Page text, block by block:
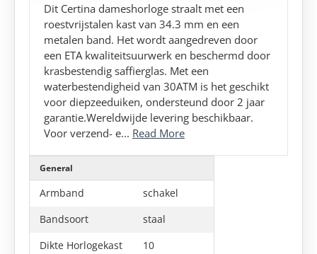
Dit Certina dameshorloge straalt met een
roestvrijstalen kast van 34.3 mm en een
metalen band. Het wordt aangedreven door
een ETA kwaliteitsuurwerk en beschermd door
krasbestendig saffierglas. Met een
waterbestendigheid van 30ATM is het geschikt
voor diepzeeduiken, ondersteund door 2 jaar
garantie.Wereldwijde levering beschikbaar.
Voor verzend- e... Read More
General
Armband
schakel
Bandsoort
staal
Dikte Horlogekast
10